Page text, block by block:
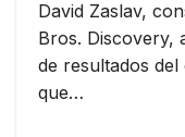
David Zaslav,
Bros. Discovery,
de resultados
que…